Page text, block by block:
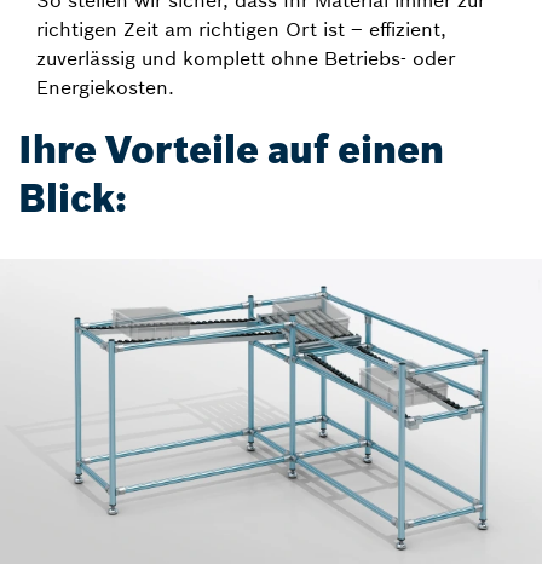
richtigen Zeit am richtigen Ort ist – effizient,
zuverlässig und komplett ohne Betriebs- oder
Energiekosten.
Ihre Vorteile auf einen
Blick: